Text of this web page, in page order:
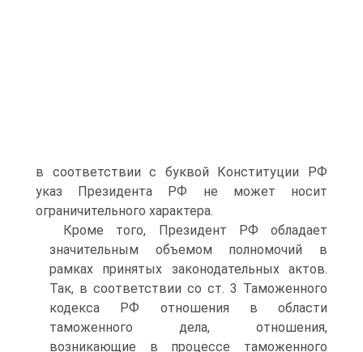
в соответствии с буквой Конституции РФ
указ Президента РФ не может носит
ограничительного характера.
Кроме того, Президент РФ обладает
значительным объемом полномочий в
рамках принятых законодательных актов.
Так, в соответствии со ст. 3 Таможенного
кодекса РФ отношения в области
таможенного дела, отношения,
возникающие в процессе таможенного